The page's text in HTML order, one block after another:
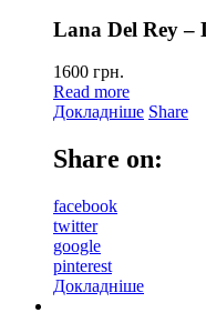
Lana Del Rey –
1600 грн.
Read more
Докладніше Share
Share on:
facebook
twitter
google
pinterest
Докладніше